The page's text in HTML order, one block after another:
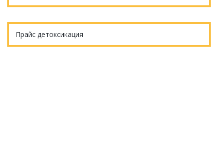
Прайс детоксикация